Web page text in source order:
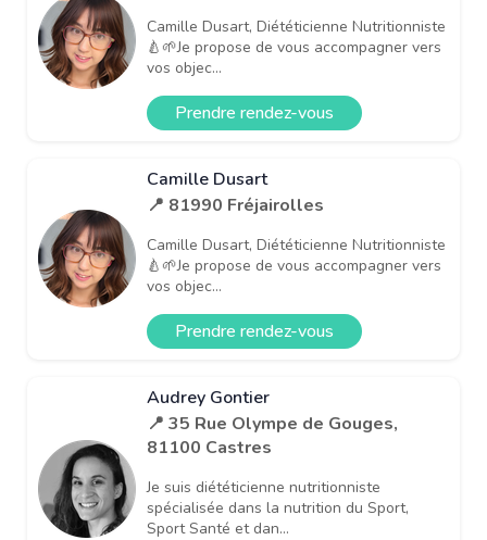
Camille Dusart, Diététicienne Nutritionniste
🍐🌱Je propose de vous accompagner vers
vos objec...
Prendre rendez-vous
Camille Dusart
📍 81990 Fréjairolles
Camille Dusart, Diététicienne Nutritionniste
🍐🌱Je propose de vous accompagner vers
vos objec...
Prendre rendez-vous
Audrey Gontier
📍 35 Rue Olympe de Gouges,
81100 Castres
Je suis diététicienne nutritionniste
spécialisée dans la nutrition du Sport,
Sport Santé et dan...